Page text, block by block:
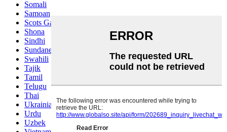
Somali
Samoan
Scots Gaelic
Shona
Sindhi
Sundanese
Swahili
Tajik
Tamil
Telugu
Thai
Ukrainian
Urdu
Uzbek